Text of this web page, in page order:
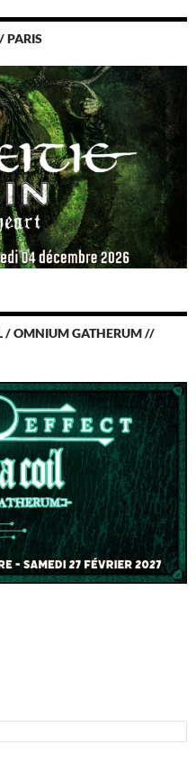
PARIS
/ OMNIUM GATHERUM //